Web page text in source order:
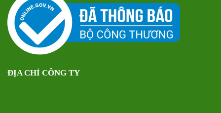
ĐỊA CHỈ CÔNG TY